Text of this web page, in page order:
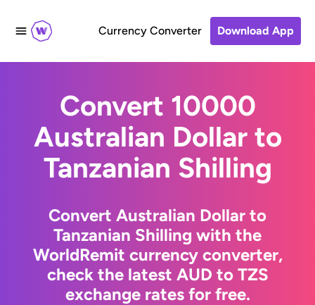
Currency Converter Download App
Convert 10000
Australian Dollar to
Tanzanian Shilling
Convert Australian Dollar to
Tanzanian Shilling with the
WorldRemit currency converter,
check the latest AUD to TZS
exchange rates for free.